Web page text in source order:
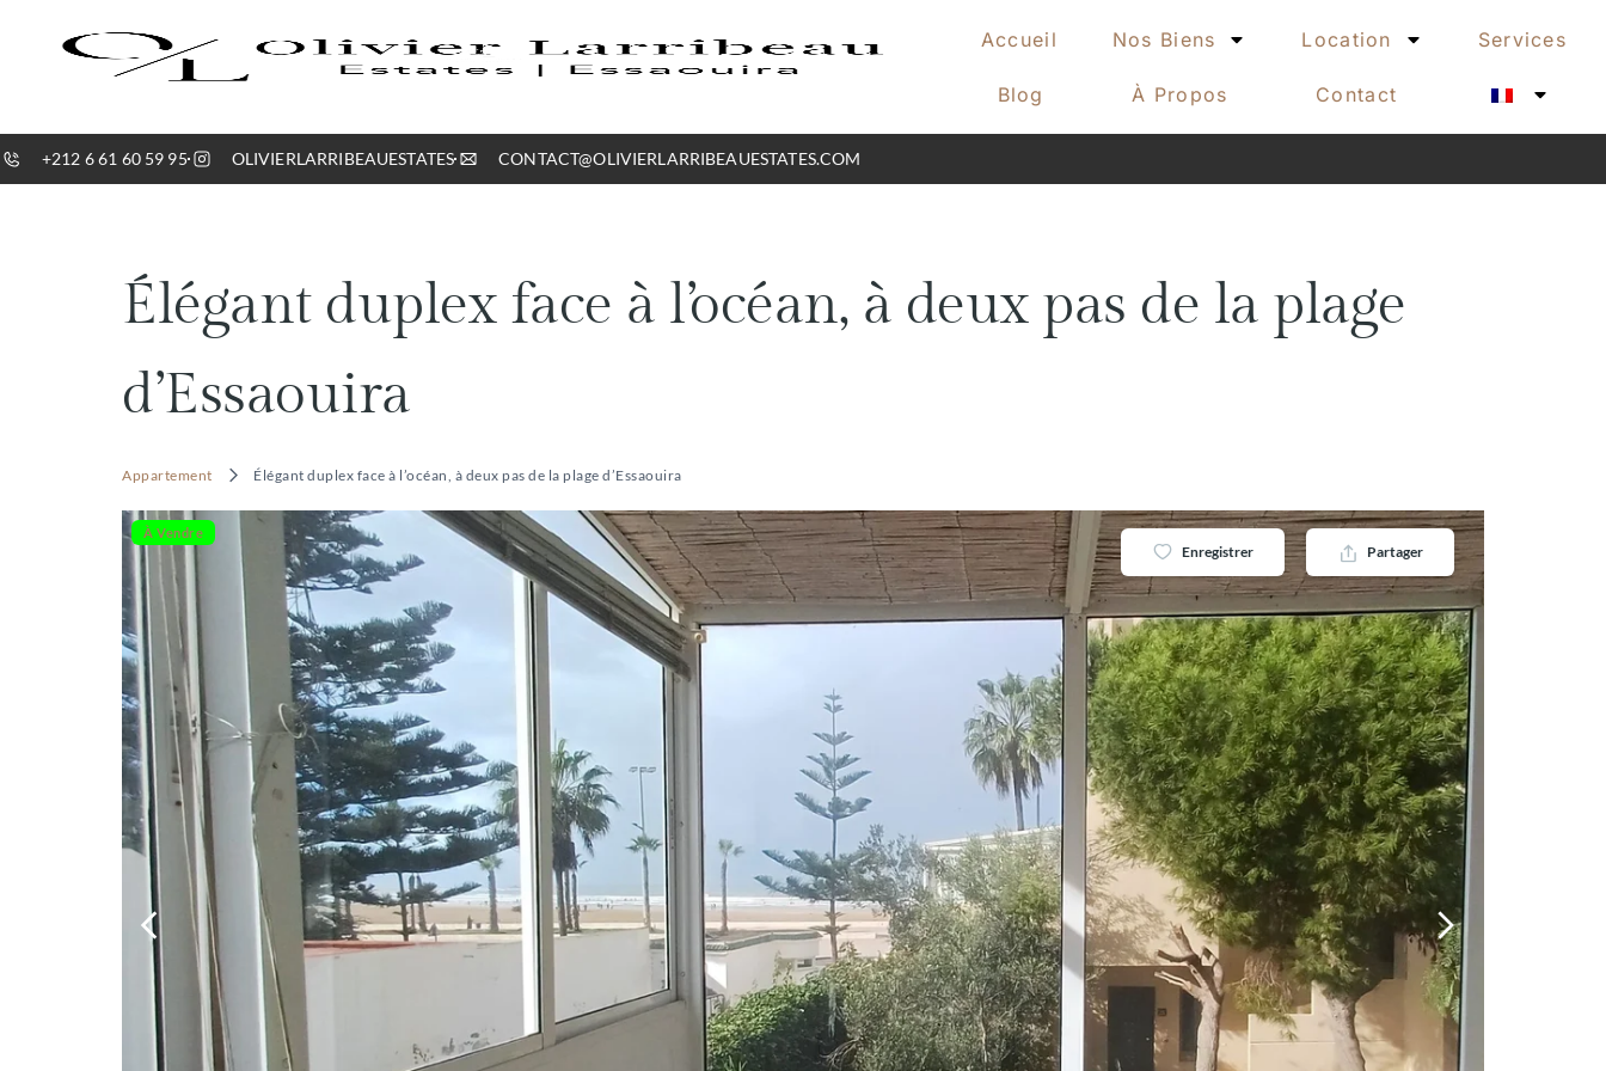
principal
Accueil Nos Biens Location Services
Blog À Propos Contact
+212 6 61 60 59 95 OLIVIERLARRIBEAUESTATES CONTACT@OLIVIERLARRIBEAUESTATES.COM
Élégant duplex face à l’océan, à deux pas de la plage
d’Essaouira
Appartement Élégant duplex face à l’océan, à deux pas de la plage d’Essaouira
À Vendre
Enregistrer Partager